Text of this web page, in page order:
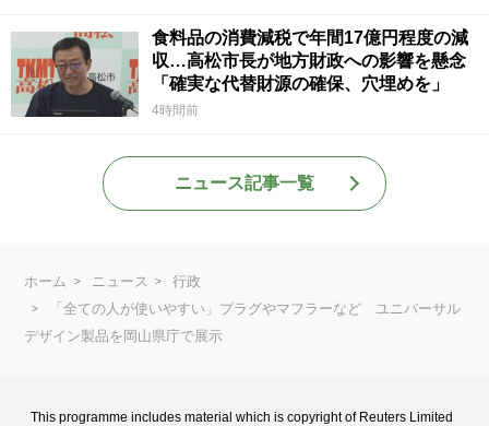
食料品の消費減税で年間17億円程度の減
収…高松市長が地方財政への影響を懸念
「確実な代替財源の確保、穴埋めを」
4時間前
ニュース記事一覧
ホーム ニュース
行政
「全ての人が使いやすい」プラグやマフラーなど ユニバーサル
デザイン製品を岡山県庁で展示
This programme includes material which is copyright of Reuters Limited